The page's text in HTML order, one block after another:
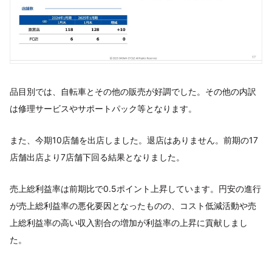
品目別では、自転車とその他の販売が好調でした。その他の内訳
は修理サービスやサポートパック等となります。
また、今期10店舗を出店しました。退店はありません。前期の17
店舗出店より7店舗下回る結果となりました。
売上総利益率は前期比で0.5ポイント上昇しています。円安の進行
が売上総利益率の悪化要因となったものの、コスト低減活動や売
上総利益率の高い収入割合の増加が利益率の上昇に貢献しまし
た。